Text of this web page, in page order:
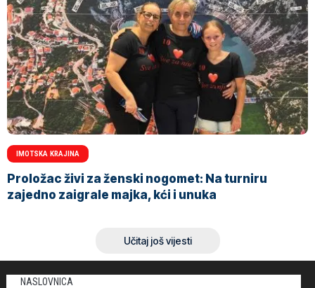
IMOTSKA KRAJINA
Proložac živi za ženski nogomet: Na turniru
zajedno zaigrale majka, kći i unuka
Učitaj još vijesti
NASLOVNICA